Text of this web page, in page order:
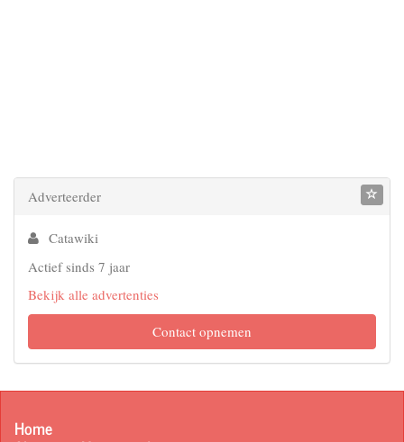
Adverteerder
Catawiki
Actief sinds 7 jaar
Bekijk alle advertenties
Contact opnemen
Home